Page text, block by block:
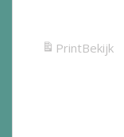
PrintBekijk